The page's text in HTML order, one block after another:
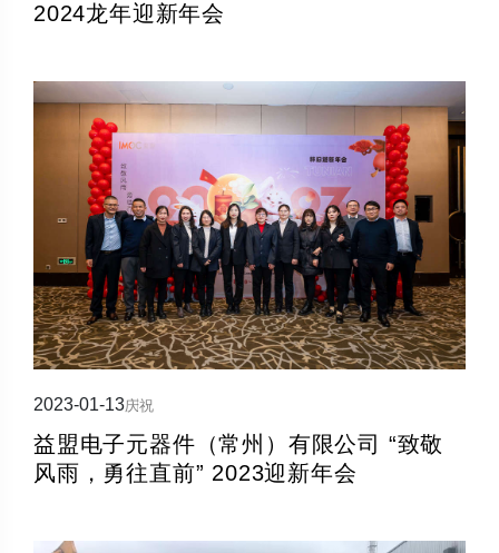
2024龙年迎新年会
2023-01-13庆祝
益盟电子元器件（常州）有限公司 “致敬
风雨，勇往直前” 2023迎新年会